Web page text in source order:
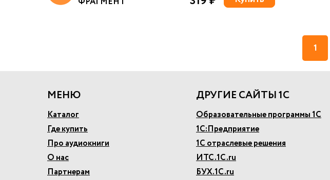
1
МЕНЮ
Каталог
Где купить
Про аудиокниги
О нас
Партнерам
ДРУГИЕ САЙТЫ 1С
Образовательные программы 1С
1С:Предприятие
1С отраслевые решения
ИТС.1С.ru
БУХ.1С.ru